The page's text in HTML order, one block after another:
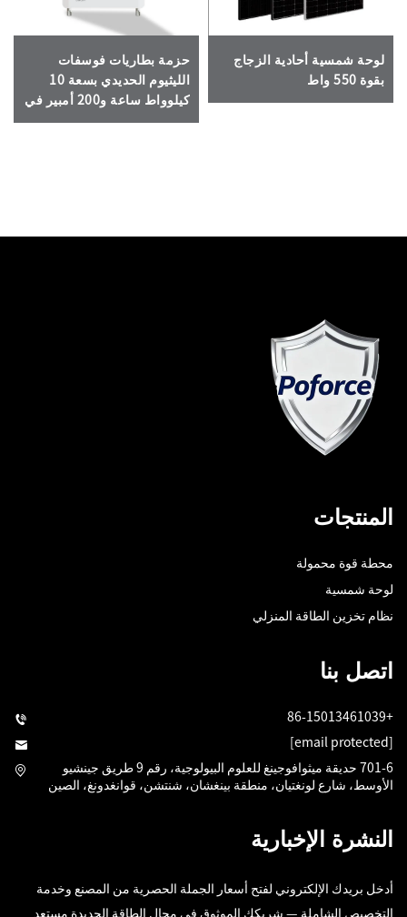
لوحة شمسية أحادية الزجاج
بقوة 550 واط
حزمة بطاريات فوسفات
الليثيوم الحديدي بسعة 10
كيلوواط ساعة و200 أمبير في
الساعة، قابلة للتثبيت على
المنتجات
محطة قوة محمولة
لوحة شمسية
نظام تخزين الطاقة المنزلي
اتصل بنا
+86-15013461039
[email protected]
701-6 حديقة ميثوافوجينغ للعلوم البيولوجية، رقم 9 طريق جينشيو
الأوسط، شارع لونغتيان، منطقة بينغشان، شنتشن، قوانغدونغ، الصين
النشرة الإخبارية
أدخل بريدك الإلكتروني لفتح أسعار الجملة الحصرية من المصنع وخدمة
التخصيص الشاملة — شريكك الموثوق في مجال الطاقة الجديدة مستعد